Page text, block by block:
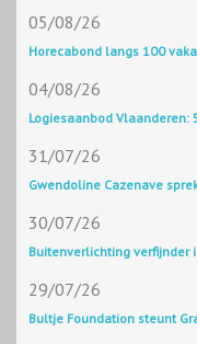
05/08/26
Horecabond langs 100
04/08/26
Logiesaanbod
31/07/26
Gwendoline Cazenave
30/07/26
Buitenverlichting verfijnder
29/07/26
Bultje Foundation steunt